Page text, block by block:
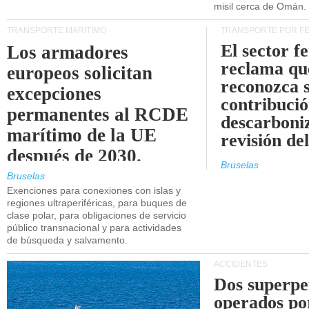
misil cerca de Omán.
TRANSPORTE MARÍTIMO
Los armadores
europeos solicitan
excepciones
permanentes al RCDE
marítimo de la UE
después de 2030.
Bruselas
Exenciones para conexiones con islas y
regiones ultraperiféricas, para buques de
clase polar, para obligaciones de servicio
público transnacional y para actividades
de búsqueda y salvamento.
TRANSPORTE POR
El sector
reclama
reconozca
revisión
Bruselas
ACCIDENTES
Dos
operados